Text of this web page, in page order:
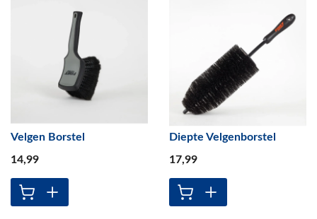
Velgen Borstel
14,99
Diepte Velgenborstel
17,99